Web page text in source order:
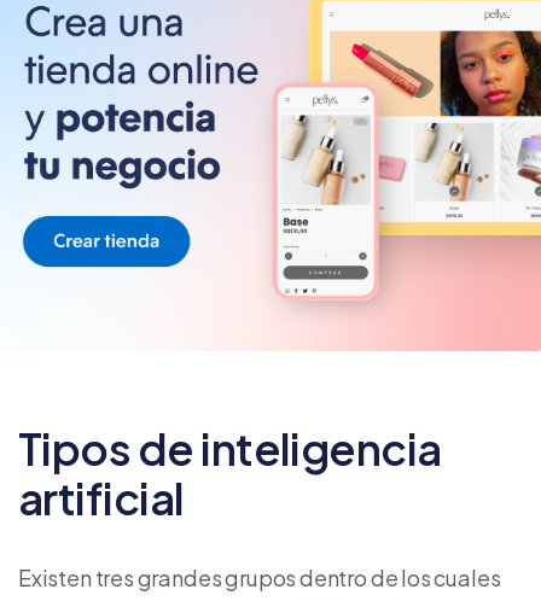
Tipos de inteligencia
artificial
Existen tres grandes grupos dentro de los cuales